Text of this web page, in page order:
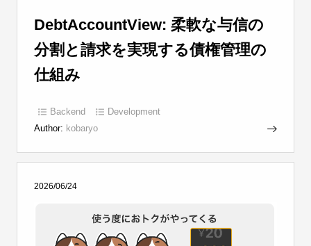
DebtAccountView: 柔軟な与信の
分割と請求を実現する債権管理の
仕組み
Backend
Development
Author: kobaryo
2026/06/24